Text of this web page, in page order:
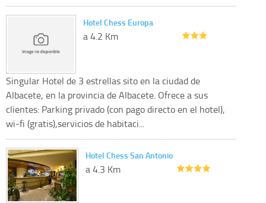
Hotel Chess Europa
a 4.2 Km
Singular Hotel de 3 estrellas sito en la ciudad de
Albacete, en la provincia de Albacete. Ofrece a sus
clientes: Parking privado (con pago directo en el hotel),
wi-fi (gratis),servicios de habitaci...
Hotel Chess San Antonio
a 4.3 Km